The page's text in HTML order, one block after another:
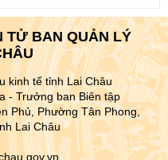
TỬ BAN QUẢN LÝ
kinh tế tỉnh Lai Châu
- Trưởng ban Biên tập
Phủ, Phường Tân Phong,
Lai Châu